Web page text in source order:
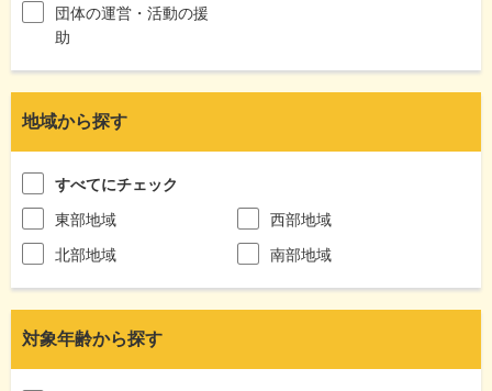
団体の運営・活動の援
助
地域から探す
すべてにチェック
東部地域
西部地域
北部地域
南部地域
対象年齢から探す